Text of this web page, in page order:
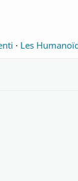
· Les